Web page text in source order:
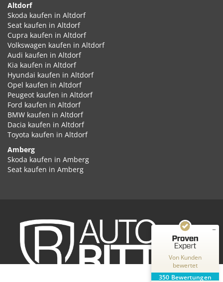
Altdorf
Skoda kaufen in Altdorf
Seat kaufen in Altdorf
Cupra kaufen in Altdorf
Volkswagen kaufen in Altdorf
Audi kaufen in Altdorf
Kia kaufen in Altdorf
Hyundai kaufen in Altdorf
Opel kaufen in Altdorf
Peugeot kaufen in Altdorf
Ford kaufen in Altdorf
BMW kaufen in Altdorf
Dacia kaufen in Altdorf
Toyota kaufen in Altdorf
Amberg
Skoda kaufen in Amberg
Seat kaufen in Amberg
Hyundai kaufen in Amberg
Opel kaufen in Amberg
Peugeot kaufen in Amberg
Ford kaufen in Amberg
BMW kaufen in Amberg
Von Kunden
bewertet
350 Bewertungen
2
Bewertungen auf
ProvenExpert.com
Bewertungen von
2 anderen Quellen
Blick aufs ProvenExpert-Profil werfen